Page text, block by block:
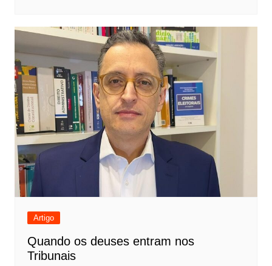
Artigo
Quando os deuses entram nos
Tribunais